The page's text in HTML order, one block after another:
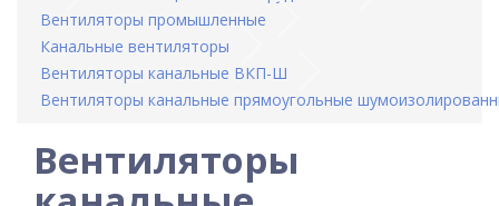
Вентиляторы промышленные
Канальные вентиляторы
Вентиляторы канальные ВКП-Ш
Вентиляторы канальные прямоугольные
Вентиляторы